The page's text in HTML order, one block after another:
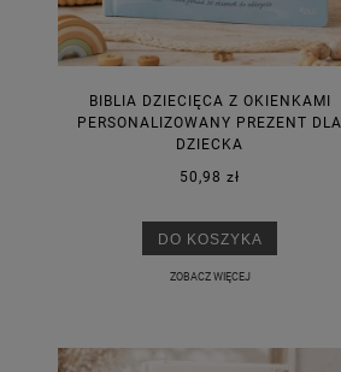
BIBLIA DZIECIĘCA Z OKIENKAMI
PERSONALIZOWANY PREZENT DLA
DZIECKA
50,98 zł
DO KOSZYKA
ZOBACZ WIĘCEJ